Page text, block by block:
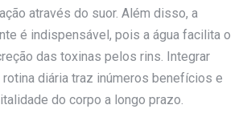
através do suor. Além disso, a
é indispensável, pois a água facilita o
das toxinas pelos rins. Integrar
diária traz inúmeros benefícios e
do corpo a longo prazo.